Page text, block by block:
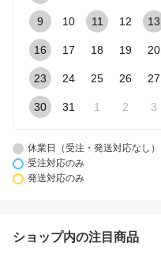
9 10 11 12 13
16 17 18 19 20
23 24 25 26 27
30 31 1 2 3
休業日（受注・発送対応なし）
受注対応のみ
発送対応のみ
ショップ内の注目商品